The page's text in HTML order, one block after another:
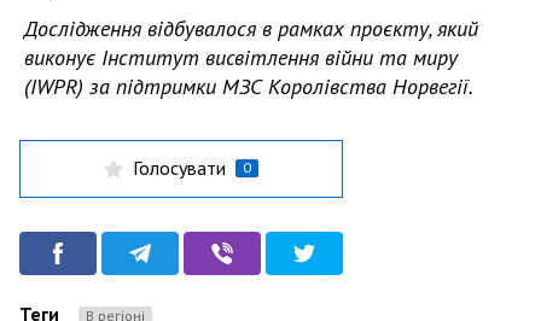
Дослідження відбувалося в рамках проєкту, який
виконує Інститут висвітлення війни та миру
(IWPR) за підтримки МЗС Королівства Норвегії.
Голосувати 0
Теги В регіоні